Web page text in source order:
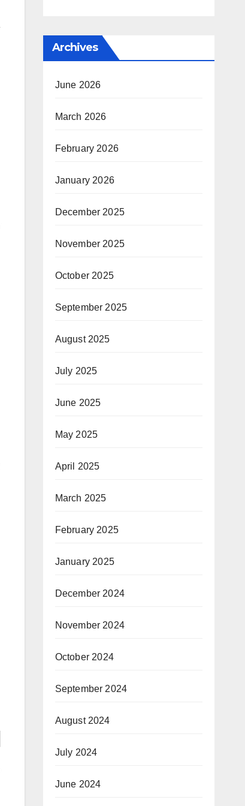
Archives
June 2026
March 2026
February 2026
January 2026
December 2025
November 2025
October 2025
September 2025
August 2025
July 2025
June 2025
May 2025
April 2025
March 2025
February 2025
January 2025
December 2024
November 2024
October 2024
September 2024
August 2024
July 2024
June 2024